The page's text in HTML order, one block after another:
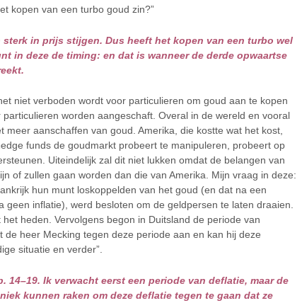
kopen van een turbo goud zin?”
sterk in prijs stijgen. Dus heeft het kopen van een turbo wel
in deze de timing: en dat is wanneer de derde opwaartse
niet verboden wordt voor particulieren om goud aan te kopen
worden aangeschaft. Overal in de wereld en vooral
meer aanschaffen van goud. Amerika, die kostte wat het kost,
funds de goudmarkt probeert te manipuleren, probeert op
Uiteindelijk zal dit niet lukken omdat de belangen van
of zullen gaan worden dan die van Amerika. Mijn vraag in deze:
hun munt loskoppelden van het goud (en dat na een
geen inflatie), werd besloten om de geldpersen te laten draaien.
heden. Vervolgens begon in Duitsland de periode van
de heer Mecking tegen deze periode aan en kan hij deze
situatie en verder”.
14–19. Ik verwacht eerst een periode van deflatie, maar de
kunnen raken om deze deflatie tegen te gaan dat ze